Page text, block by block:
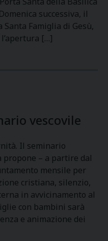
successiva, il
Santa Famiglia di Gesù,
[…]
vescovile
Il seminario
– a partire dal
mensile per
cristiana, silenzio,
in avvicinamento al
con bambini sarà
e animazione dei